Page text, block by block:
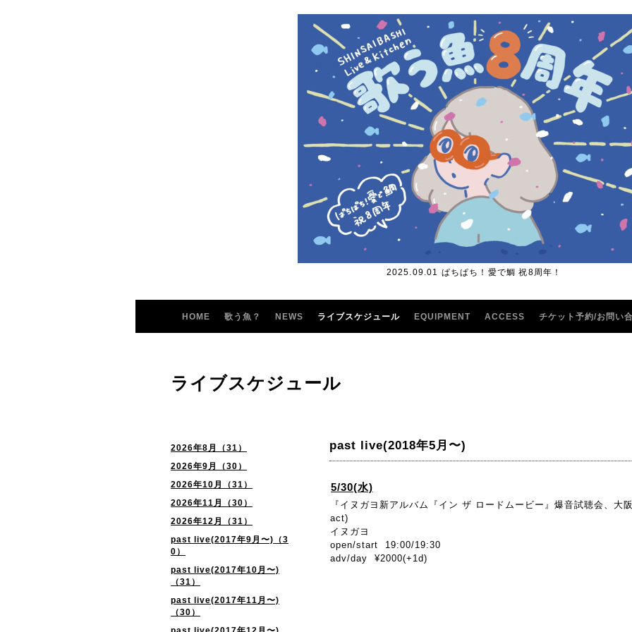
2025.09.01 ぱちぱち！愛で鯛 祝8周年！
HOME 歌う魚？ NEWS ライブスケジュール EQUIPMENT ACCESS チケット予約/お問い
2026年8月（31）
2026年9月（30）
2026年10月（31）
2026年11月（30）
2026年12月（31）
past live(2017年9月〜)（3
0）
past live(2017年10月〜)
（31）
past live(2017年11月〜)
（30）
ライブスケジュール
past live(2018年5月〜)
5/30(水)
『イヌガヨ新アルバム『イン ザ ロードムービー』爆音試聴会、大阪
act)
イヌガヨ
open/start 19:00/19:30
adv/day ¥2000(+1d)